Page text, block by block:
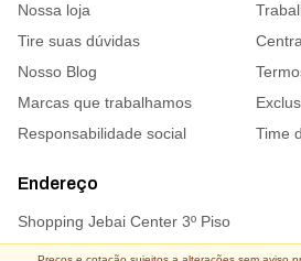
Nossa loja
Tire suas dúvidas
Nosso Blog
Marcas que trabalhamos
Responsabilidade social
Time
Endereço
Shopping Jebai Center 3º Piso